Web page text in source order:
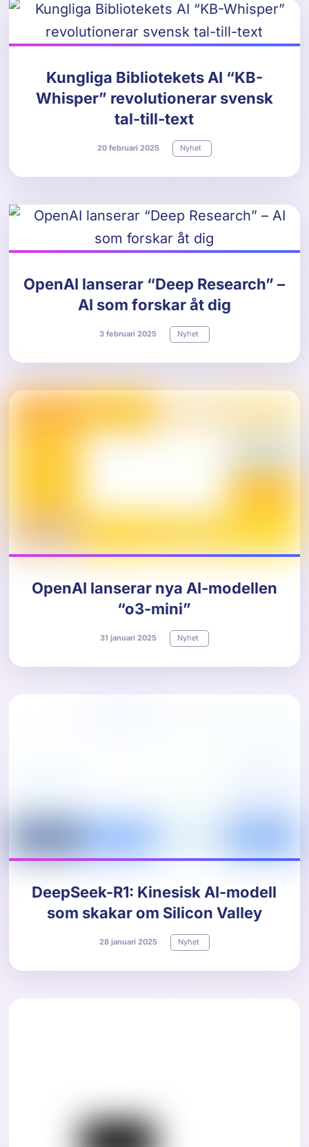
Kungliga Bibliotekets AI “KB-
Whisper” revolutionerar svensk
tal-till-text
20 februari 2025 Nyhet
OpenAI lanserar “Deep Research” –
AI som forskar åt dig
3 februari 2025 Nyhet
OpenAI lanserar nya AI-modellen
“o3-mini”
31 januari 2025 Nyhet
DeepSeek-R1: Kinesisk AI-modell
som skakar om Silicon Valley
28 januari 2025 Nyhet